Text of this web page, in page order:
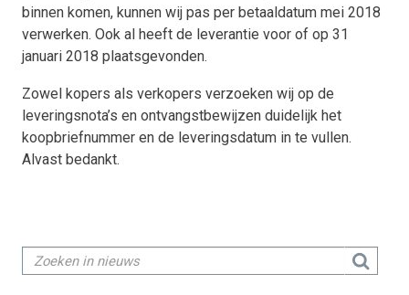
binnen komen, kunnen wij pas per betaaldatum mei 2018
verwerken. Ook al heeft de leverantie voor of op 31
januari 2018 plaatsgevonden.
Zowel kopers als verkopers verzoeken wij op de
leveringsnota’s en ontvangstbewijzen duidelijk het
koopbriefnummer en de leveringsdatum in te vullen.
Alvast bedankt.